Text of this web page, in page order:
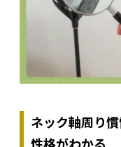
ネック軸周り